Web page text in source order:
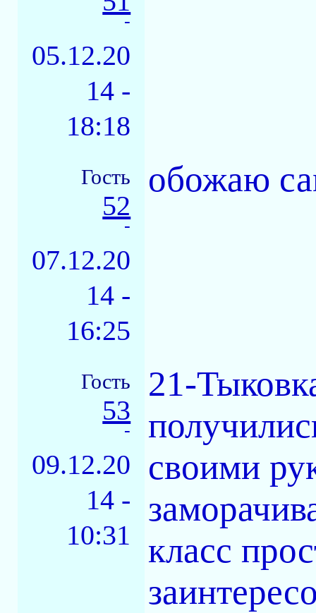
-
05.12.20
14 -
18:18
Гость
52
-
07.12.20
14 -
16:25
обожаю
Гость
53
-
09.12.20
14 -
10:31
21-
своими
класс